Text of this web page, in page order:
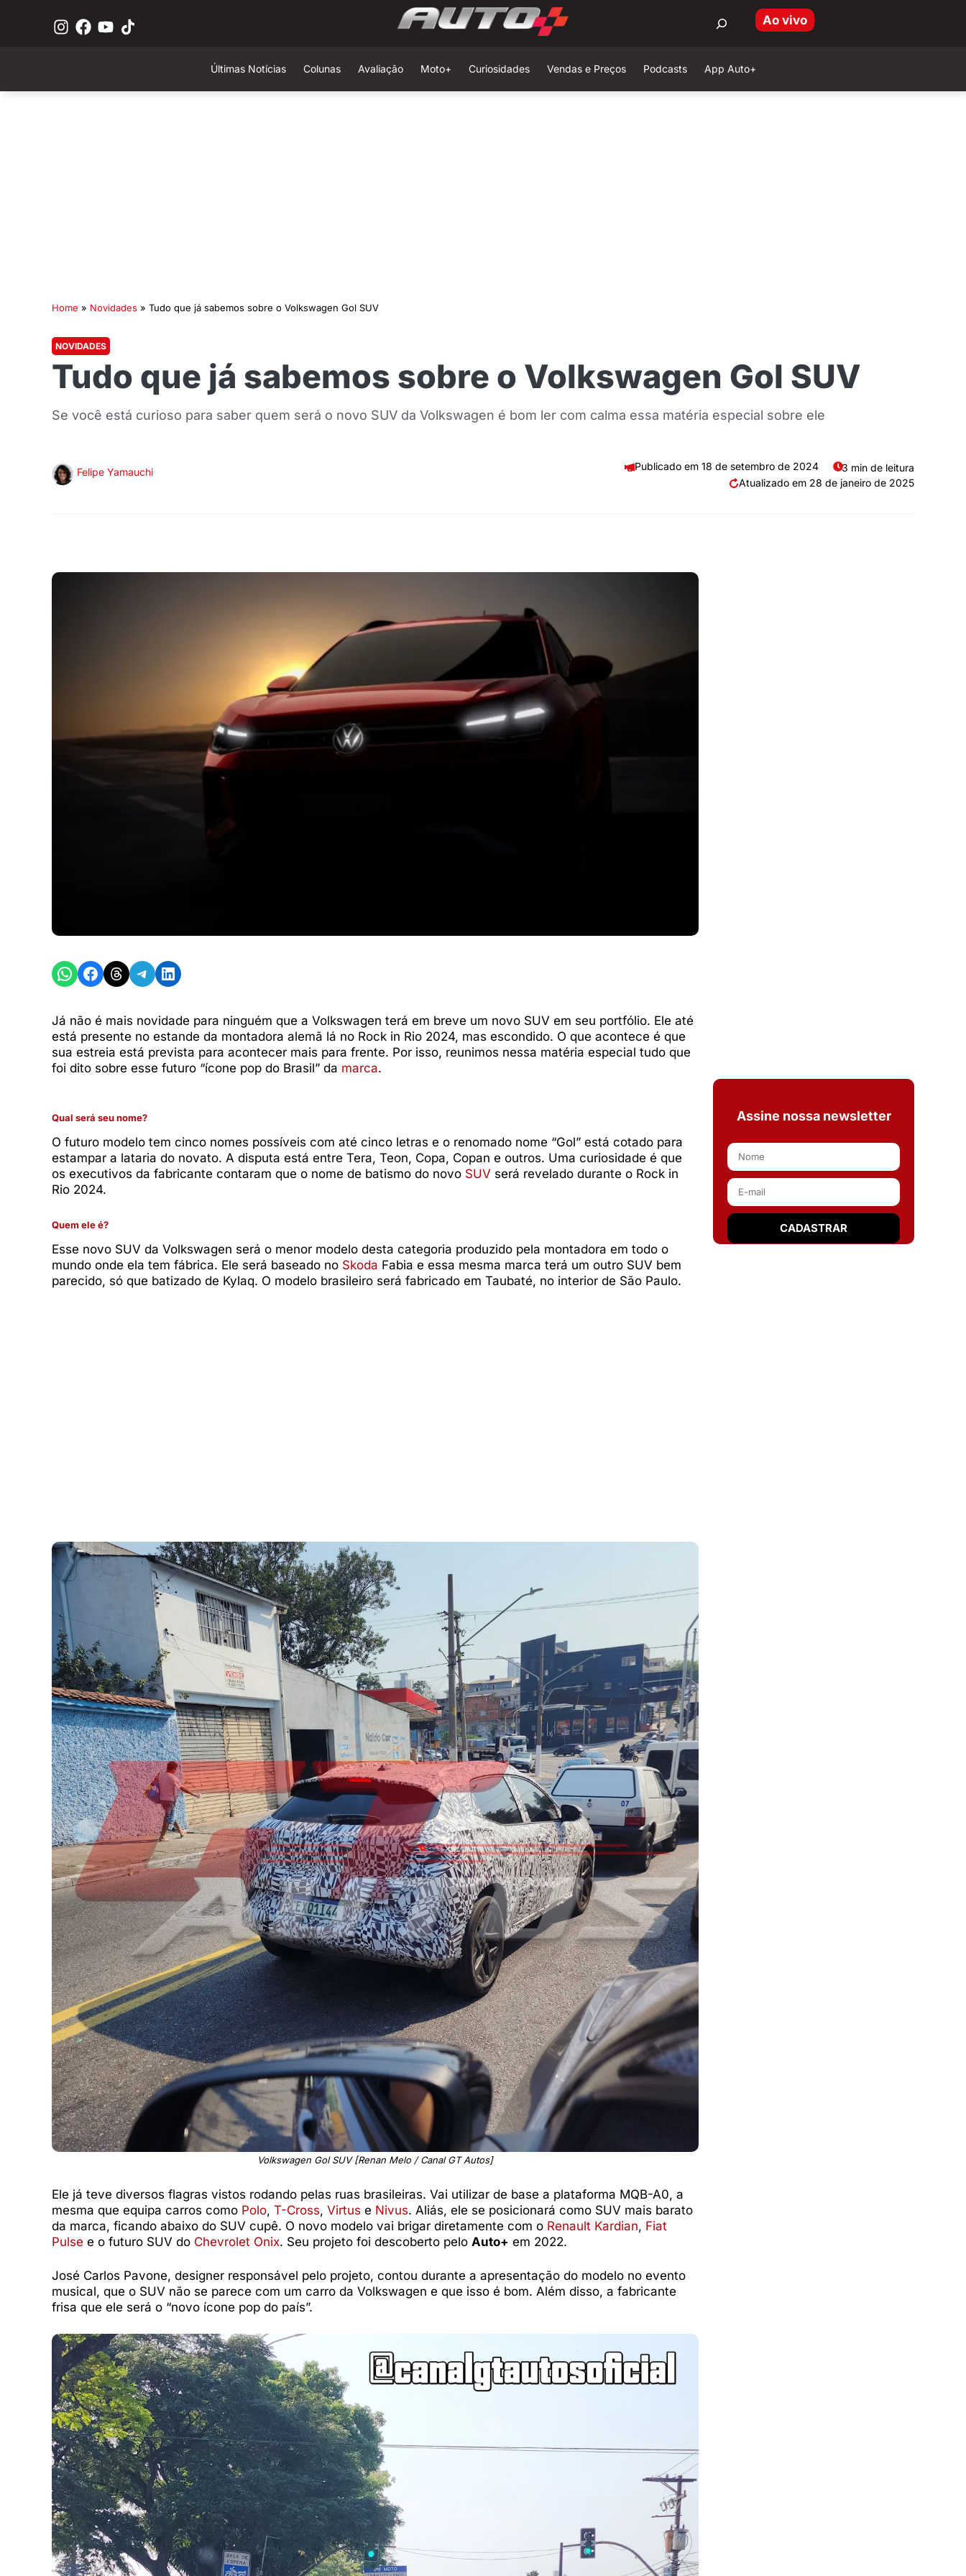
Ao vivo
Últimas Notícias Colunas Avaliação Moto+ Curiosidades Vendas e Preços Podcasts App Auto+
Home » Novidades » Tudo que já sabemos sobre o Volkswagen Gol SUV
NOVIDADES
Tudo que já sabemos sobre o Volkswagen Gol SUV
Se você está curioso para saber quem será o novo SUV da Volkswagen é bom ler com calma essa matéria especial sobre ele
Felipe Yamauchi 18 de setembro de 2024
3 min de leitura
28 de janeiro de 2025
Share on WhatsApp
Share on Facebook
Share on Threads
Share on Telegram
Share on LinkedIn
Já não é mais novidade para ninguém que a Volkswagen terá em breve um novo SUV em seu portfólio. Ele até
está presente no estande da montadora alemã lá no Rock in Rio 2024, mas escondido. O que acontece é que
sua estreia está prevista para acontecer mais para frente. Por isso, reunimos nessa matéria especial tudo que
foi dito sobre esse futuro “ícone pop do Brasil” da marca.
Qual será seu nome?
O futuro modelo tem cinco nomes possíveis com até cinco letras e o renomado nome “Gol” está cotado para
estampar a lataria do novato. A disputa está entre Tera, Teon, Copa, Copan e outros. Uma curiosidade é que
os executivos da fabricante contaram que o nome de batismo do novo SUV será revelado durante o Rock in
Rio 2024.
Quem ele é?
Esse novo SUV da Volkswagen será o menor modelo desta categoria produzido pela montadora em todo o
mundo onde ela tem fábrica. Ele será baseado no Skoda Fabia e essa mesma marca terá um outro SUV bem
parecido, só que batizado de Kylaq. O modelo brasileiro será fabricado em Taubaté, no interior de São Paulo.
Volkswagen Gol SUV [Renan Melo / Canal GT Autos]
Ele já teve diversos flagras vistos rodando pelas ruas brasileiras. Vai utilizar de base a plataforma MQB-A0, a
mesma que equipa carros como Polo, T-Cross, Virtus e Nivus. Aliás, ele se posicionará como SUV mais barato
da marca, ficando abaixo do SUV cupê. O novo modelo vai brigar diretamente com o Renault Kardian, Fiat
Pulse e o futuro SUV do Chevrolet Onix. Seu projeto foi descoberto pelo Auto+ em 2022.
José Carlos Pavone, designer responsável pelo projeto, contou durante a apresentação do modelo no evento
musical, que o SUV não se parece com um carro da Volkswagen e que isso é bom. Além disso, a fabricante
frisa que ele será o “novo ícone pop do país”.
Assine nossa newsletter